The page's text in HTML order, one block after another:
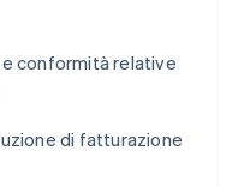
conformità relative
di fatturazione